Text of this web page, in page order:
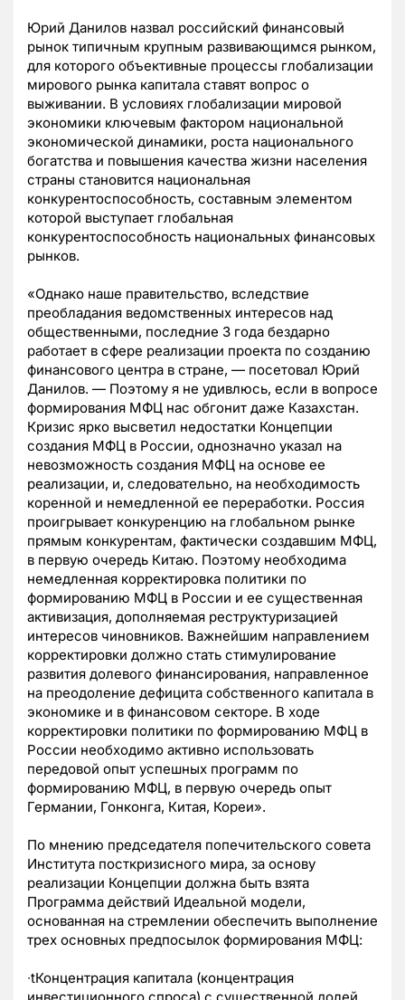
Юрий Данилов назвал российский финансовый
рынок типичным крупным развивающимся рынком,
для которого объективные процессы глобализации
мирового рынка капитала ставят вопрос о
выживании. В условиях глобализации мировой
экономики ключевым фактором национальной
экономической динамики, роста национального
богатства и повышения качества жизни населения
страны становится национальная
конкурентоспособность, составным элементом
которой выступает глобальная
конкурентоспособность национальных финансовых
рынков.
«Однако наше правительство, вследствие
преобладания ведомственных интересов над
общественными, последние 3 года бездарно
работает в сфере реализации проекта по созданию
финансового центра в стране, — посетовал Юрий
Данилов. — Поэтому я не удивлюсь, если в вопросе
формирования МФЦ нас обгонит даже Казахстан.
Кризис ярко высветил недостатки Концепции
создания МФЦ в России, однозначно указал на
невозможность создания МФЦ на основе ее
реализации, и, следовательно, на необходимость
коренной и немедленной ее переработки. Россия
проигрывает конкуренцию на глобальном рынке
прямым конкурентам, фактически создавшим МФЦ,
в первую очередь Китаю. Поэтому необходима
немедленная корректировка политики по
формированию МФЦ в России и ее существенная
активизация, дополняемая реструктуризацией
интересов чиновников. Важнейшим направлением
корректировки должно стать стимулирование
развития долевого финансирования, направленное
на преодоление дефицита собственного капитала в
экономике и в финансовом секторе. В ходе
корректировки политики по формированию МФЦ в
России необходимо активно использовать
передовой опыт успешных программ по
формированию МФЦ, в первую очередь опыт
Германии, Гонконга, Китая, Кореи».
По мнению председателя попечительского совета
Института посткризисного мира, за основу
реализации Концепции должна быть взята
Программа действий Идеальной модели,
основанная на стремлении обеспечить выполнение
трех основных предпосылок формирования МФЦ:
∙tКонцентрация капитала (концентрация